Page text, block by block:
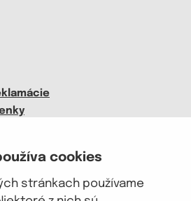
cookies
stránkach používame